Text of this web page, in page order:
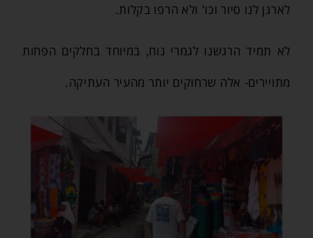
לארגן לנו סיור וכו' ולא הרפו בקלות.
לא תמיד הרגשנו לגמרי נוח, במיוחד בחלקים הפחות
מתויירים- אלה שרחוקים יותר מהעיר העתיקה.